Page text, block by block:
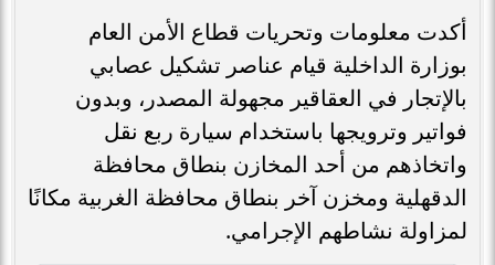
أكدت معلومات وتحريات قطاع الأمن العام
بوزارة الداخلية قيام عناصر تشكيل عصابي
بالإتجار في العقاقير مجهولة المصدر، وبدون
فواتير وترويجها باستخدام سيارة ربع نقل
واتخاذهم من أحد المخازن بنطاق محافظة
الدقهلية ومخزن آخر بنطاق محافظة الغربية مكانًا
لمزاولة نشاطهم الإجرامي.